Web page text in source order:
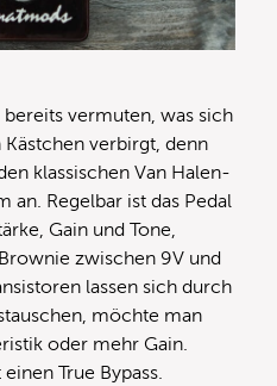
vermuten, was sich
verbirgt, denn
klassischen Van Halen-
an. Regelbar ist das Pedal
Gain und Tone,
zwischen 9V und
lassen sich durch
möchte man
oder mehr Gain.
True Bypass.